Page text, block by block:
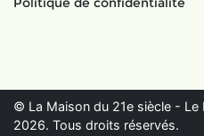
© La Maison du 21e siècle - Le
2026. Tous droits réservés.